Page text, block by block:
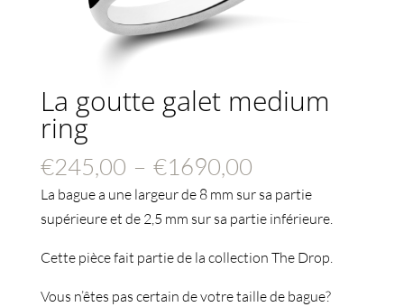
La goutte galet medium
ring
€245,00 – €1690,00Plage
de
prix :
à
€1690,00
La bague a une largeur de 8 mm sur sa partie
supérieure et de 2,5 mm sur sa partie inférieure.
Cette pièce fait partie de la collection The Drop.
Vous n’êtes pas certain de votre taille de bague?